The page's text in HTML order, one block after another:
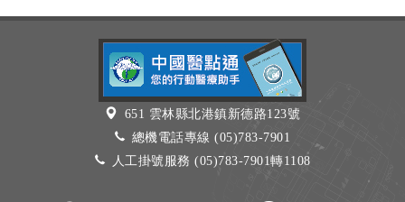
651 雲林縣北港鎮新德路123號
總機電話專線 (05)783-7901
人工掛號服務 (05)783-7901轉1108